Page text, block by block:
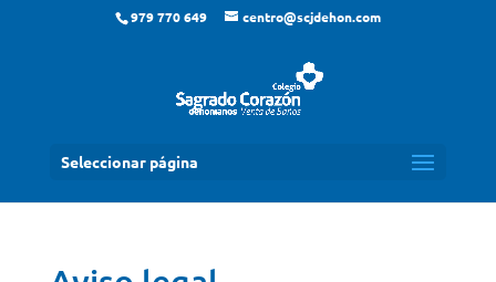
979 770 649 centro@scjdehon.com
Seleccionar página